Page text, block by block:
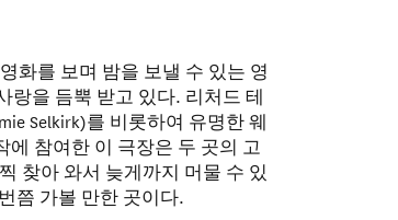
화를 보며 밤을 보낼 수 있는 영
을 듬뿍 받고 있다. 리처드 테
Selkirk)를 비롯하여 유명한 웨
에 참여한 이 극장은 두 곳의 고
찾아 와서 늦게까지 머물 수 있
쯤 가볼 만한 곳이다.